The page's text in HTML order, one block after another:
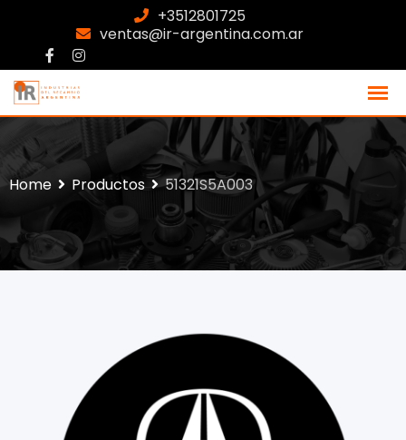
+3512801725
ventas@ir-argentina.com.ar
Home Productos 51321S5A003